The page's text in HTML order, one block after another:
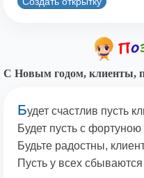
С Новым годом, клиенты,
Будет счастлив пусть
Будет пусть с
Будьте радостны,
Пусть у всех